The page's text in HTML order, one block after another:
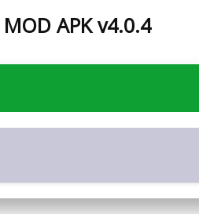
APK v4.0.4